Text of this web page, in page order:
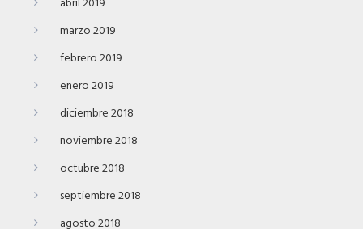
marzo 2019
febrero 2019
enero 2019
diciembre 2018
noviembre 2018
octubre 2018
septiembre 2018
agosto 2018